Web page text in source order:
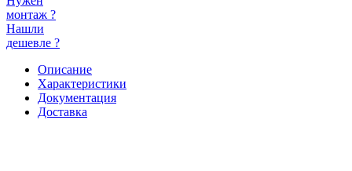
монтаж ?
Нашли
дешевле ?
Описание
Характеристики
Документация
Доставка